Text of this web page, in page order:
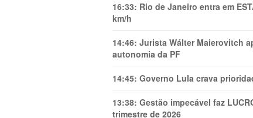
16:33: Rio de Janeiro entra em
km/h
14:46: Jurista Wálter Maierovitch
autonomia da PF
14:45: Governo Lula crava
13:38: Gestão impecável faz
trimestre de 2026